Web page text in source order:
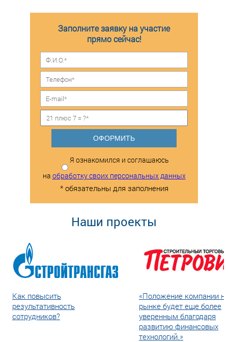
Заполните заявку на участие
прямо сейчас!
ОФОРМИТЬ
Я ознакомился и соглашаюсь
на обработку своих персональных данных
* обязательны для заполнения
Наши проекты
Как повысить
результативность
сотрудников?
«Положение компании
рынке будет еще более
уверенным благодаря
развитию финансовых
технологий.»